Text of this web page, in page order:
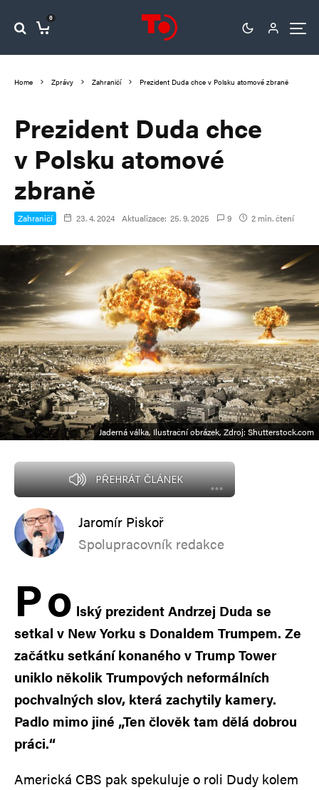
0
Home Zprávy Zahraničí Prezident Duda chce v Polsku atomové zbraně
Prezident Duda chce
v Polsku atomové
zbraně
Zahraničí 23. 4. 2024 Aktualizace: 25. 9. 2025 9 2 min. čtení
Jaderná válka, Ilustrační obrázek, Zdroj: Shutterstock.com
PŘEHRÁT ČLÁNEK
Jaromír Piskoř
Spolupracovník redakce
Po lský prezident Andrzej Duda se
setkal v New Yorku s Donaldem Trumpem. Ze
začátku setkání konaného v Trump Tower
uniklo několik Trumpových neformálních
pochvalných slov, která zachytily kamery.
Padlo mimo jiné „Ten člověk tam dělá dobrou
práci.“
Americká CBS pak spekuluje o roli Dudy kolem